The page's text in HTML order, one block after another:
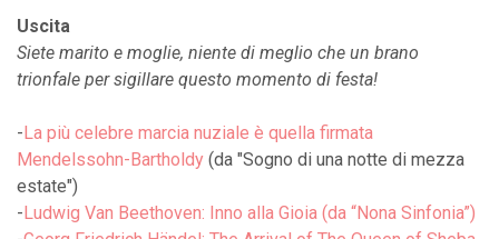
Uscita
Siete marito e moglie, niente di meglio che un brano
trionfale per sigillare questo momento di festa!
-La più celebre marcia nuziale è quella firmata
Mendelssohn-Bartholdy (da "Sogno di una notte di mezza
estate")
-Ludwig Van Beethoven: Inno alla Gioia (da “Nona Sinfonia”)